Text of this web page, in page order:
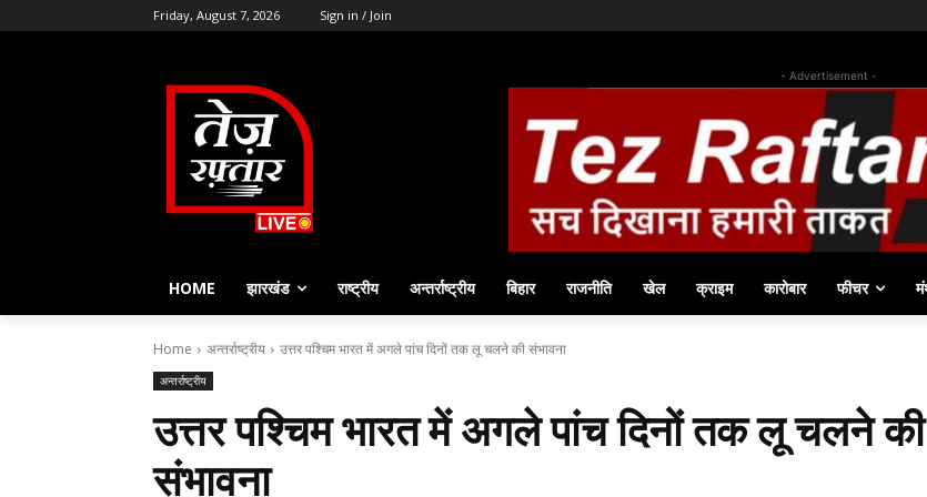
Friday, August 7, 2026 Sign in / Join
- Advertisement -
HOME झारखंड राष्ट्रीय अन्तर्राष्ट्रीय बिहार राजनीति खेल क्राइम कारोबार फीचर
Home अन्तर्राष्ट्रीय उत्तर पश्चिम भारत में अगले पांच दिनों तक लू चलने की संभावना
अन्तर्राष्ट्रीय
उत्तर पश्चिम भारत में अगले पांच दिनों तक लू चलने की
संभावना